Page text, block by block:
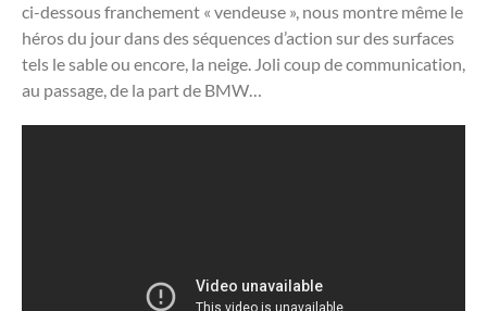
ci-dessous franchement « vendeuse », nous montre même le
héros du jour dans des séquences d’action sur des surfaces
tels le sable ou encore, la neige. Joli coup de communication,
au passage, de la part de BMW…